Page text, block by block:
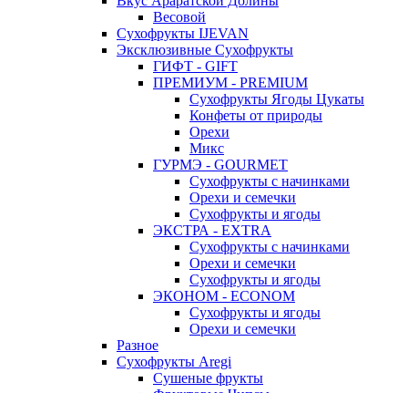
Весовой
Сухофрукты IJEVAN
Эксклюзивные Сухофрукты
ГИФТ - GIFT
ПРЕМИУМ - PREMIUM
Сухофрукты Ягоды Цукаты
Конфеты от природы
Орехи
Микс
ГУРМЭ - GOURMET
Сухофрукты с начинками
Орехи и семечки
Сухофрукты и ягоды
ЭКСТРА - EXTRA
Сухофрукты с начинками
Орехи и семечки
Сухофрукты и ягоды
ЭКОНОМ - ECONOM
Сухофрукты и ягоды
Орехи и семечки
Разное
Сухофрукты Aregi
Сушеные фрукты